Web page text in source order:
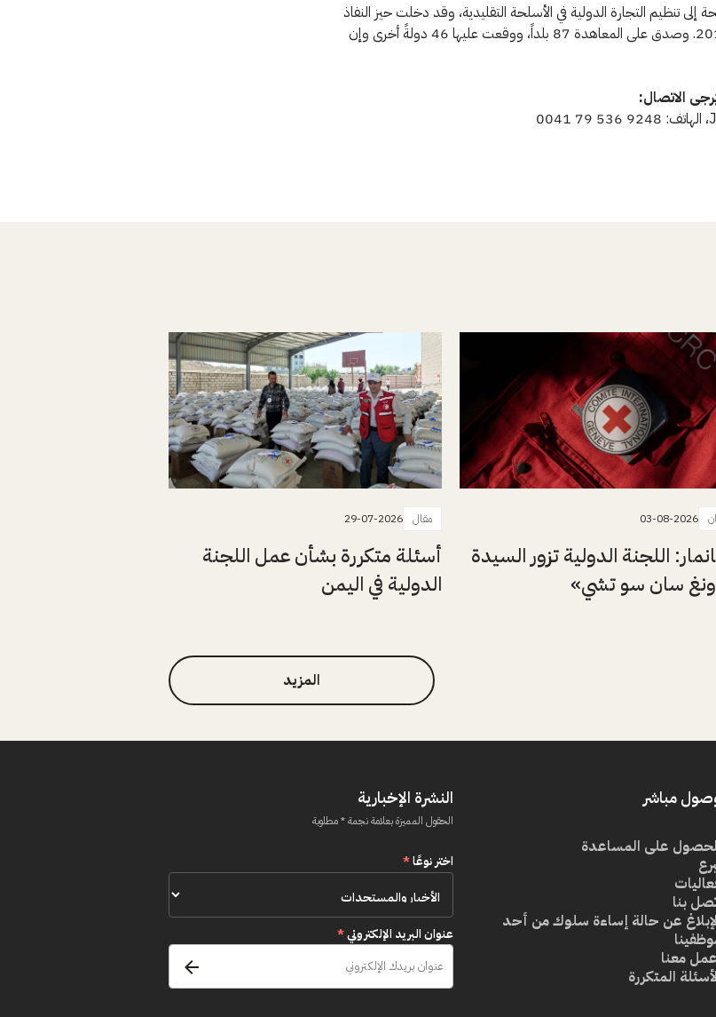
تنظيم التجارة الدولية في الأسلحة التقليدية، وقد دخلت حيز النفاذ
في كانون الأول/ ديسمبر 2014. وصدق على المعاهدة 87 بلداً، ووقعت عليها 46 دولةً أخرى وإن
الاتصال:
03-08-2026
اللجنة الدولية تزور السيدة
سان سو تشي»
مقال 29-07-2026
أسئلة متكررة بشأن عمل اللجنة
الدولية في اليمن
المزيد
مباشر
على المساعدة
بنا
عن حالة إساءة سلوك من أحد
معنا
المتكررة
النشرة الإخبارية
الحقول المميزة بعلامة نجمة * مطلوبة
اختر نوعًا*
عنوان البريد الإلكتروني*